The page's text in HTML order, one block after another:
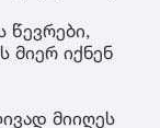
წევრები,
მიერ იქნენ
მიიღეს